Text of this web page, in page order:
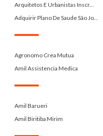
Arquitetos E Urbanistas Inscr...
Adquirir Plano De Saude São Jo...
Agronomo Crea Mutua
Amil Assistencia Medica
Amil Barueri
Amil Biritiba Mirim